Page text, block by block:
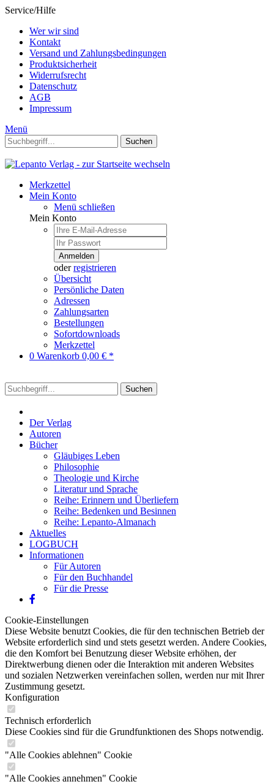
Service/Hilfe
Wer wir sind
Kontakt
Versand und Zahlungsbedingungen
Produktsicherheit
Widerrufsrecht
Datenschutz
AGB
Impressum
Menü
Suchen
Merkzettel
Mein Konto
Menü schließen
Mein Konto
Anmelden
oderregistrieren
Übersicht
Persönliche Daten
Adressen
Zahlungsarten
Bestellungen
Sofortdownloads
Merkzettel
0 Warenkorb 0,00 € *
Suchen
Der Verlag
Autoren
Bücher
Gläubiges Leben
Philosophie
Theologie und Kirche
Literatur und Sprache
Reihe: Erinnern und Überliefern
Reihe: Bedenken und Besinnen
Reihe: Lepanto-Almanach
Aktuelles
LOGBUCH
Informationen
Für Autoren
Für den Buchhandel
Für die Presse
Cookie-Einstellungen
Diese Website benutzt Cookies, die für den technischen Betrieb der
Website erforderlich sind und stets gesetzt werden. Andere Cookies,
die den Komfort bei Benutzung dieser Website erhöhen, der
Direktwerbung dienen oder die Interaktion mit anderen Websites
und sozialen Netzwerken vereinfachen sollen, werden nur mit Ihrer
Zustimmung gesetzt.
Konfiguration
Technisch erforderlich
Diese Cookies sind für die Grundfunktionen des Shops notwendig.
"Alle Cookies ablehnen" Cookie
"Alle Cookies annehmen" Cookie